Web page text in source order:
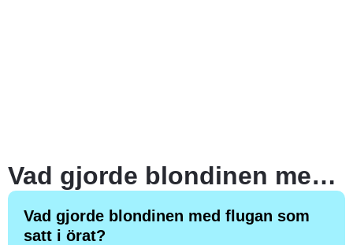
Vad gjorde blondinen med flugan som satt i örat?
Vad gjorde blondinen med flugan som
satt i örat?